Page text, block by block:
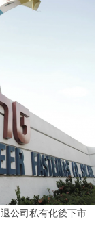
公司私有化後下市